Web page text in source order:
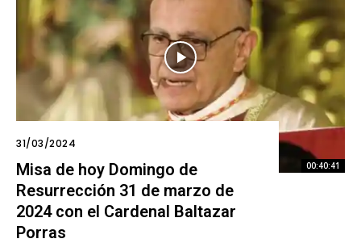
00:40:41
31/03/2024
Misa de hoy Domingo de
Resurrección 31 de marzo de
2024 con el Cardenal Baltazar
Porras